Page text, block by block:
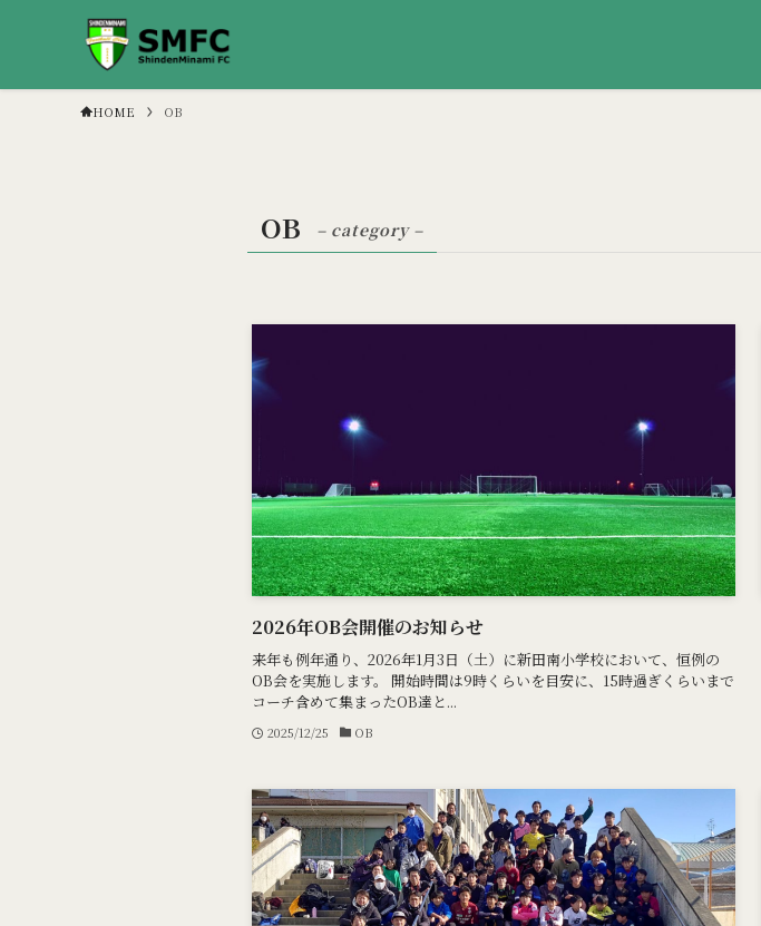
HOME OB
OB – category –
2026年OB会開催のお知らせ
来年も例年通り、2026年1月3日（土）に新田南小学校において、恒例の
OB会を実施します。 開始時間は9時くらいを目安に、15時過ぎくらいまで
コーチ含めて集まったOB達と...
2025/12/25 OB